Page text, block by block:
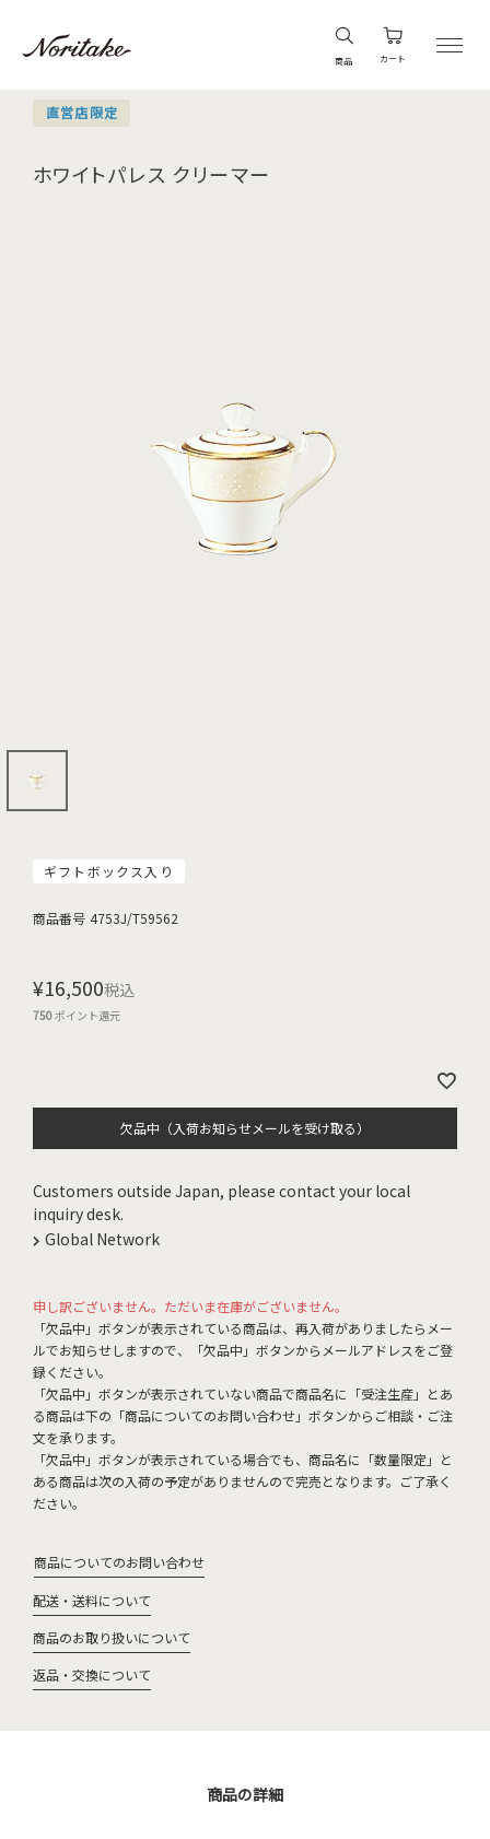
商品 カート
直営店限定
ホワイトパレス クリーマー
ギフトボックス入り
商品番号 4753J/T59562
¥16,500税込
750ポイント還元
欠品中（入荷お知らせメールを受け取る）
Customers outside Japan, please contact your local
inquiry desk.
Global Network
申し訳ございません。ただいま在庫がございません。
「欠品中」ボタンが表示されている商品は、再入荷がありましたらメー
ルでお知らせしますので、「欠品中」ボタンからメールアドレスをご登
録ください。
「欠品中」ボタンが表示されていない商品で商品名に「受注生産」とあ
る商品は下の「商品についてのお問い合わせ」ボタンからご相談・ご注
文を承ります。
「欠品中」ボタンが表示されている場合でも、商品名に「数量限定」と
ある商品は次の入荷の予定がありませんので完売となります。ご了承く
ださい。
商品についてのお問い合わせ
配送・送料について
商品のお取り扱いについて
返品・交換について
商品の詳細